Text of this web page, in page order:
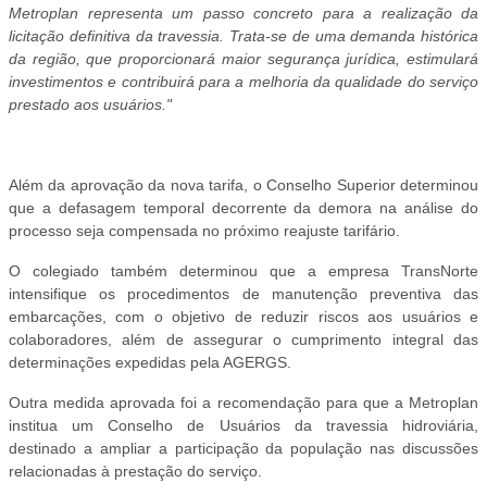
Metroplan representa um passo concreto para a realização da
licitação definitiva da travessia. Trata-se de uma demanda histórica
da região, que proporcionará maior segurança jurídica, estimulará
investimentos e contribuirá para a melhoria da qualidade do serviço
prestado aos usuários."
Além da aprovação da nova tarifa, o Conselho Superior determinou
que a defasagem temporal decorrente da demora na análise do
processo seja compensada no próximo reajuste tarifário.
O colegiado também determinou que a empresa TransNorte
intensifique os procedimentos de manutenção preventiva das
embarcações, com o objetivo de reduzir riscos aos usuários e
colaboradores, além de assegurar o cumprimento integral das
determinações expedidas pela AGERGS.
Outra medida aprovada foi a recomendação para que a Metroplan
institua um Conselho de Usuários da travessia hidroviária,
destinado a ampliar a participação da população nas discussões
relacionadas à prestação do serviço.